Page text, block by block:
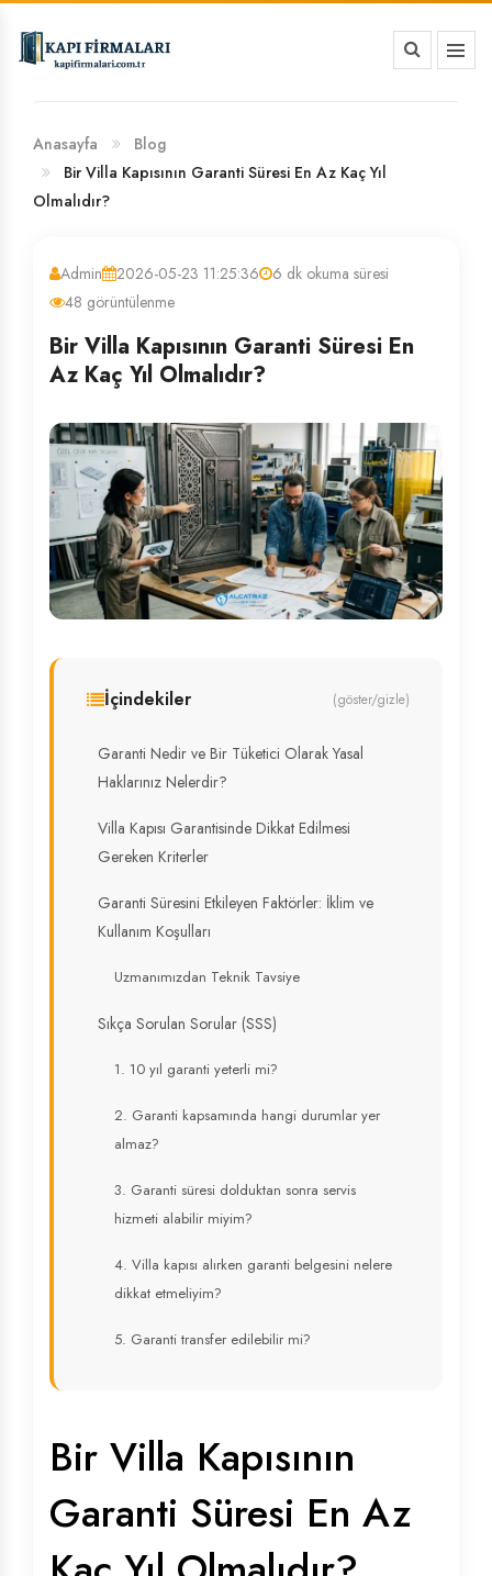
BANKA HESAP NUMARALARIMIZ
Anasayfa
Blog
Bir Villa Kapısının Garanti Süresi En Az Kaç Yıl
Olmalıdır?
Admin 2026-05-23 11:25:36
6 dk okuma süresi
48 görüntülenme
Bir Villa Kapısının Garanti Süresi En
Az Kaç Yıl Olmalıdır?
İçindekiler (göster/gizle)
Garanti Nedir ve Bir Tüketici Olarak Yasal
Haklarınız Nelerdir?
Villa Kapısı Garantisinde Dikkat Edilmesi
Gereken Kriterler
Garanti Süresini Etkileyen Faktörler: İklim ve
Kullanım Koşulları
Uzmanımızdan Teknik Tavsiye
Sıkça Sorulan Sorular (SSS)
1. 10 yıl garanti yeterli mi?
2. Garanti kapsamında hangi durumlar yer
almaz?
3. Garanti süresi dolduktan sonra servis
hizmeti alabilir miyim?
4. Villa kapısı alırken garanti belgesini nelere
dikkat etmeliyim?
5. Garanti transfer edilebilir mi?
Bir Villa Kapısının
Garanti Süresi En Az